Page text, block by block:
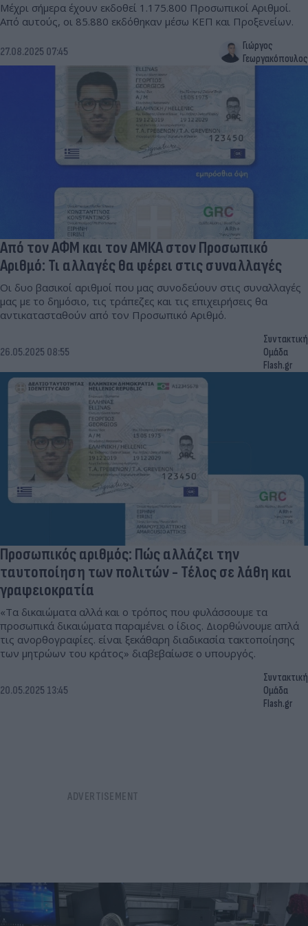
Μέχρι σήμερα έχουν εκδοθεί 1.175.800 Προσωπικοί Αριθμοί.
Από αυτούς, οι 85.880 εκδόθηκαν μέσω ΚΕΠ και Προξενείων.
27.08.2025 07:45
Γιώργος
Γεωργακόπουλος
Από τον ΑΦΜ και τον ΑΜΚΑ στον Προσωπικό
Αριθμό: Τι αλλαγές θα φέρει στις συναλλαγές
Οι δυο βασικοί αριθμοί που μας συνοδεύουν στις συναλλαγές
μας με το δημόσιο, τις τράπεζες και τις επιχειρήσεις θα
αντικατασταθούν από τον Προσωπικό Αριθμό.
26.05.2025 08:55
Συντακτική
Ομάδα
Flash.gr
Προσωπικός αριθμός: Πώς αλλάζει την
ταυτοποίηση των πολιτών - Τέλος σε λάθη και
γραφειοκρατία
«Τα δικαιώματα αλλά και ο τρόπος που φυλάσσουμε τα
προσωπικά δικαιώματα παραμένει ο ίδιος. Διορθώνουμε απλά
τις ανορθογραφίες. είναι ξεκάθαρη διαδικασία τακτοποίησης
των μητρώων του κράτος» διαβεβαίωσε ο υπουργός.
20.05.2025 13:45
Συντακτική
Ομάδα
Flash.gr